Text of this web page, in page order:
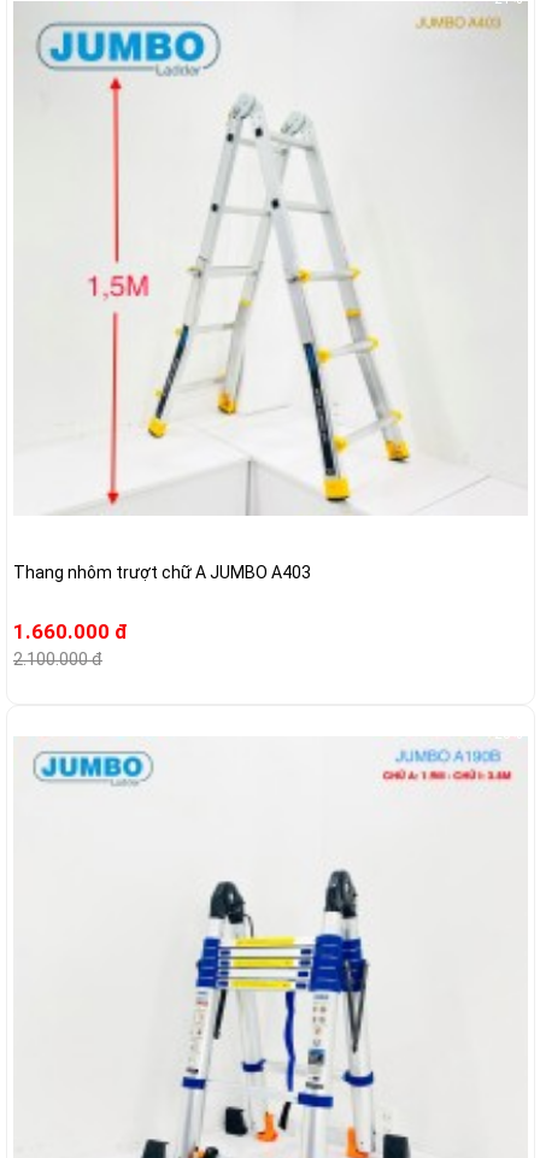
Thang nhôm trượt chữ A JUMBO A403
1.660.000 đ
2.100.000 đ
-23%